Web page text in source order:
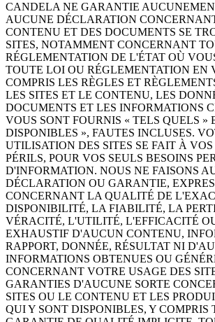
CANDELA NE GARANTIE
AUCUNE DÉCLARATION
CONTENU ET DES DOCUMENTS SE
SITES, NOTAMMENT CONCERNANT
RÉGLEMENTATION DE L'ÉTAT OÙ
TOUTE LOI OU RÉGLEMENTATION EN
COMPRIS LES RÈGLES ET
LES SITES ET LE CONTENU, LES
DOCUMENTS ET LES INFORMATIONS
VOUS SONT FOURNIS « TELS QUELS »
DISPONIBLES », FAUTES INCLUSES.
UTILISATION DES SITES SE FAIT À VOS
PÉRILS, POUR VOS SEULS BESOINS
D'INFORMATION. NOUS NE FAISONS
DÉCLARATION OU GARANTIE,
CONCERNANT LA QUALITÉ DE
DISPONIBILITÉ, LA FIABILITÉ, LA
VÉRACITÉ, L'UTILITÉ, L'EFFICACITÉ
EXHAUSTIF D'AUCUN CONTENU,
RAPPORT, DONNÉE, RÉSULTAT NI
INFORMATIONS OBTENUES OU
CONCERNANT VOTRE USAGE DES
GARANTIES D'AUCUNE SORTE
SITES OU LE CONTENU ET LES
QUI Y SONT DISPONIBLES, Y COMPRIS